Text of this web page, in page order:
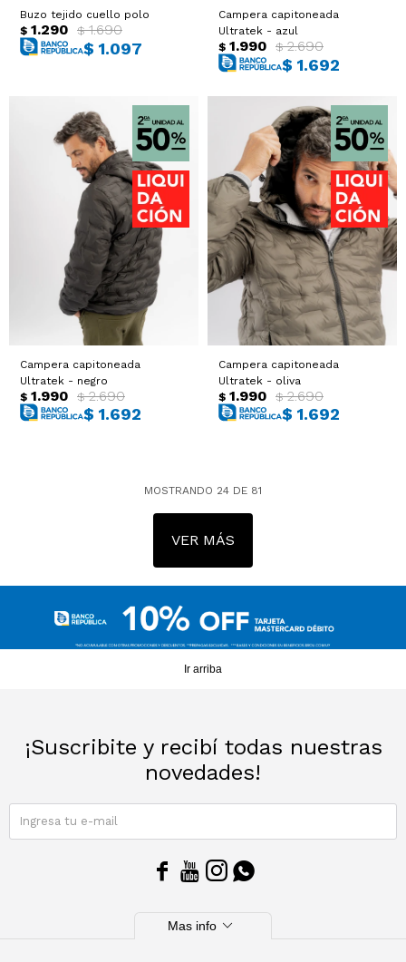
Buzo tejido cuello polo
$ 1.290 $ 1.690
$ 1.097
Campera capitoneada
Ultratek - azul
$ 1.990 $ 2.690
$ 1.692
Campera capitoneada
Ultratek - negro
$ 1.990 $ 2.690
$ 1.692
Campera capitoneada
Ultratek - oliva
$ 1.990 $ 2.690
$ 1.692
MOSTRANDO 24 DE 81
VER MÁS
Ir arriba
¡Suscribite y recibí todas nuestras
novedades!
   
Mas info expand_more